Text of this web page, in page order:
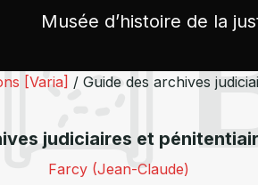
Musée d’histoire de la
[Varia] / Guide des archives
judiciaires et
Farcy (Jean-Claude)
cookies